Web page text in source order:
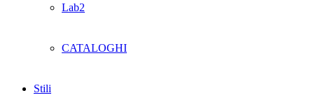
Lab2
CATALOGHI
Stili